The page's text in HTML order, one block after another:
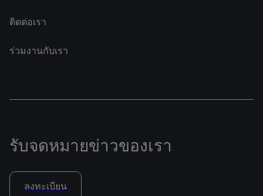
ติดต่อเรา
ร่วมงานกับเรา
รับจดหมายข่าวของเรา
ลงทะเบียน